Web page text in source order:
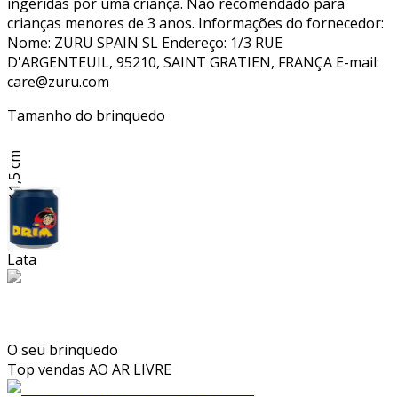
crianças menores de 3 anos. Informações do fornecedor:
Nome: ZURU SPAIN SL Endereço: 1/3 RUE
D'ARGENTEUIL, 95210, SAINT GRATIEN, FRANÇA E-mail:
care@zuru.com
Tamanho do brinquedo
11,5 cm
Lata
O seu brinquedo
Top vendas AO AR LIVRE